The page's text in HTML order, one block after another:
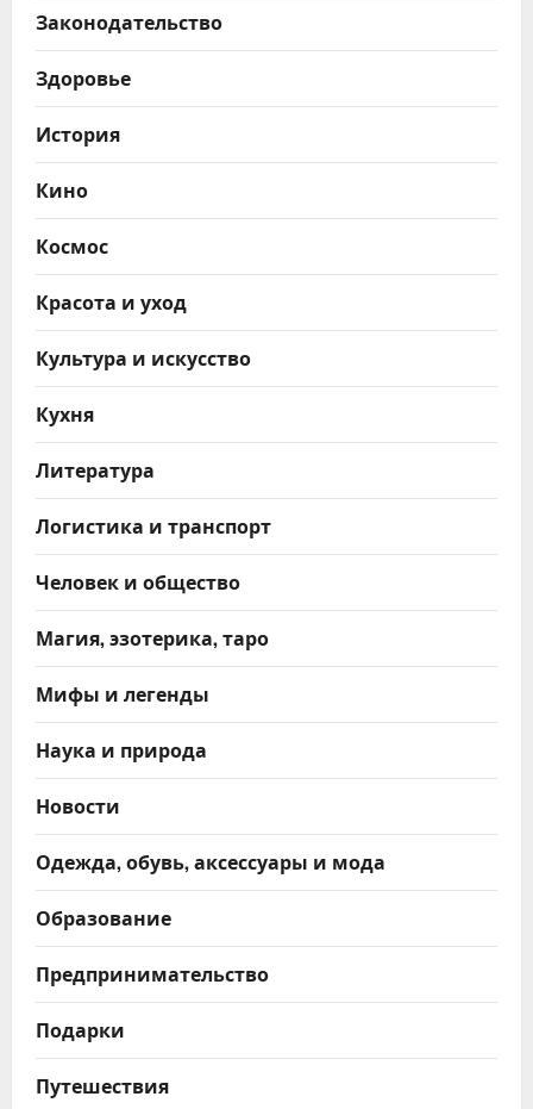
Законодательство
Здоровье
История
Кино
Космос
Красота и уход
Культура и искусство
Кухня
Литература
Логистика и транспорт
Человек и общество
Магия, эзотерика, таро
Мифы и легенды
Наука и природа
Новости
Одежда, обувь, аксессуары и мода
Образование
Предпринимательство
Подарки
Путешествия